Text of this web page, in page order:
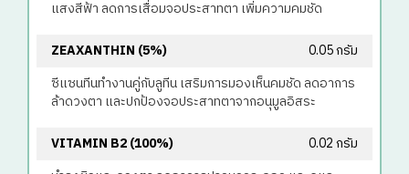
แสงสีฟ้า ลดการเสื่อมจอประสาทตา เพิ่มความคมชัด
ZEAXANTHIN (5%)
0.05 กรัม
ซีแซนทีนทำงานคู่กับลูทีน เสริมการมองเห็นคมชัด ลดอาการ
ล้าดวงตา และปกป้องจอประสาทตาจากอนุมูลอิสระ
VITAMIN B2 (100%)
0.02 กรัม